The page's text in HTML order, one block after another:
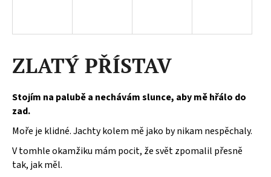
ZLATÝ PŘÍSTAV
Stojím na palubě a nechávám slunce, aby mě hřálo do
zad.
Moře je klidné. Jachty kolem mě jako by nikam nespěchaly.
V tomhle okamžiku mám pocit, že svět zpomalil přesně
tak, jak měl.
j
t
?
HLEDAT